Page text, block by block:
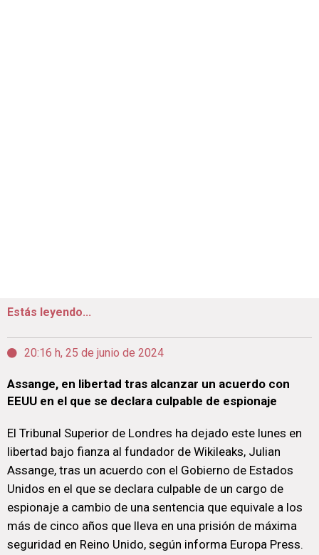
Estás leyendo...
20:16 h, 25 de junio de 2024
Assange, en libertad tras alcanzar un acuerdo con
EEUU en el que se declara culpable de espionaje
El Tribunal Superior de Londres ha dejado este lunes en
libertad bajo fianza al fundador de Wikileaks, Julian
Assange, tras un acuerdo con el Gobierno de Estados
Unidos en el que se declara culpable de un cargo de
espionaje a cambio de una sentencia que equivale a los
más de cinco años que lleva en una prisión de máxima
seguridad en Reino Unido, según informa Europa Press.